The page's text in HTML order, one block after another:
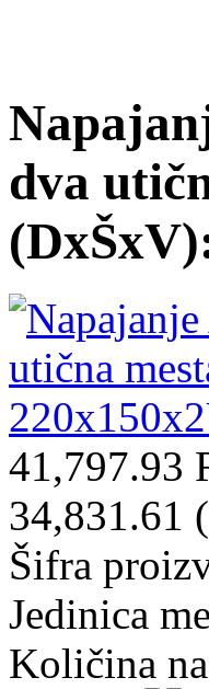
dva
41,797.93
34,831.61
Šifra
Jedinica
Količina